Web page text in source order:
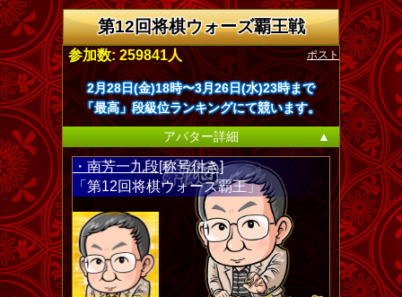
第12回将棋ウォーズ覇王戦
ポスト
参加数: 259841人
2月28日(金)18時〜3月26日(水)23時まで
「最高」段級位ランキングにて競います。
アバター詳細
▲
・南芳一九段[称号付き]
「第12回将棋ウォーズ覇王」